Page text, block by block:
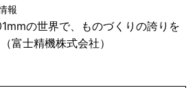
報
の世界で、ものづくりの誇りを
富士精機株式会社）